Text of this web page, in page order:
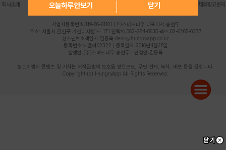
오늘하루 안보기 닫기
회사소개 | 개인정보 처리방침 불법촬영물 신고센터 제휴광고문의
사업자등록번호:119-86-61101 (주)스마트나우 대표이사:송현두
주소: 서울시 금천구 가산디지털1로 171 연락처:063-284-8635 팩스:02-6265-0377
청소년보호책임자:김동욱 desk@hungryapp.co.kr
등록번호:서울아02322 | 등록일자:2016년4월25일
발행인:(주)스마트나우 송현두 | 편집인:김동욱
헝그리앱의 콘텐츠 및 기사는 저작권법의 보호를 받으므로, 무단 전재, 복사, 배포 등을 금합니다.
Copyright (c) HungryApp All Rights Reserved.